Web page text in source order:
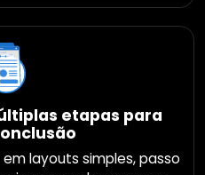
etapas para
layouts simples, passo